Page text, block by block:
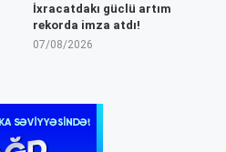
İxracatdakı güclü artım
rekorda imza atdı!
07/08/2026